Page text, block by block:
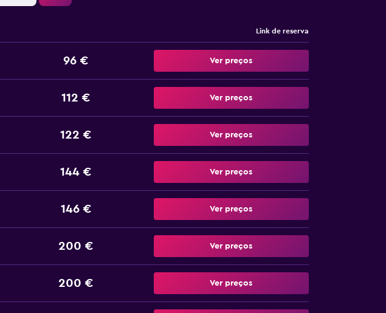
Link de reserva
96 € Ver preços
112 € Ver preços
122 € Ver preços
144 € Ver preços
146 € Ver preços
200 € Ver preços
200 € Ver preços